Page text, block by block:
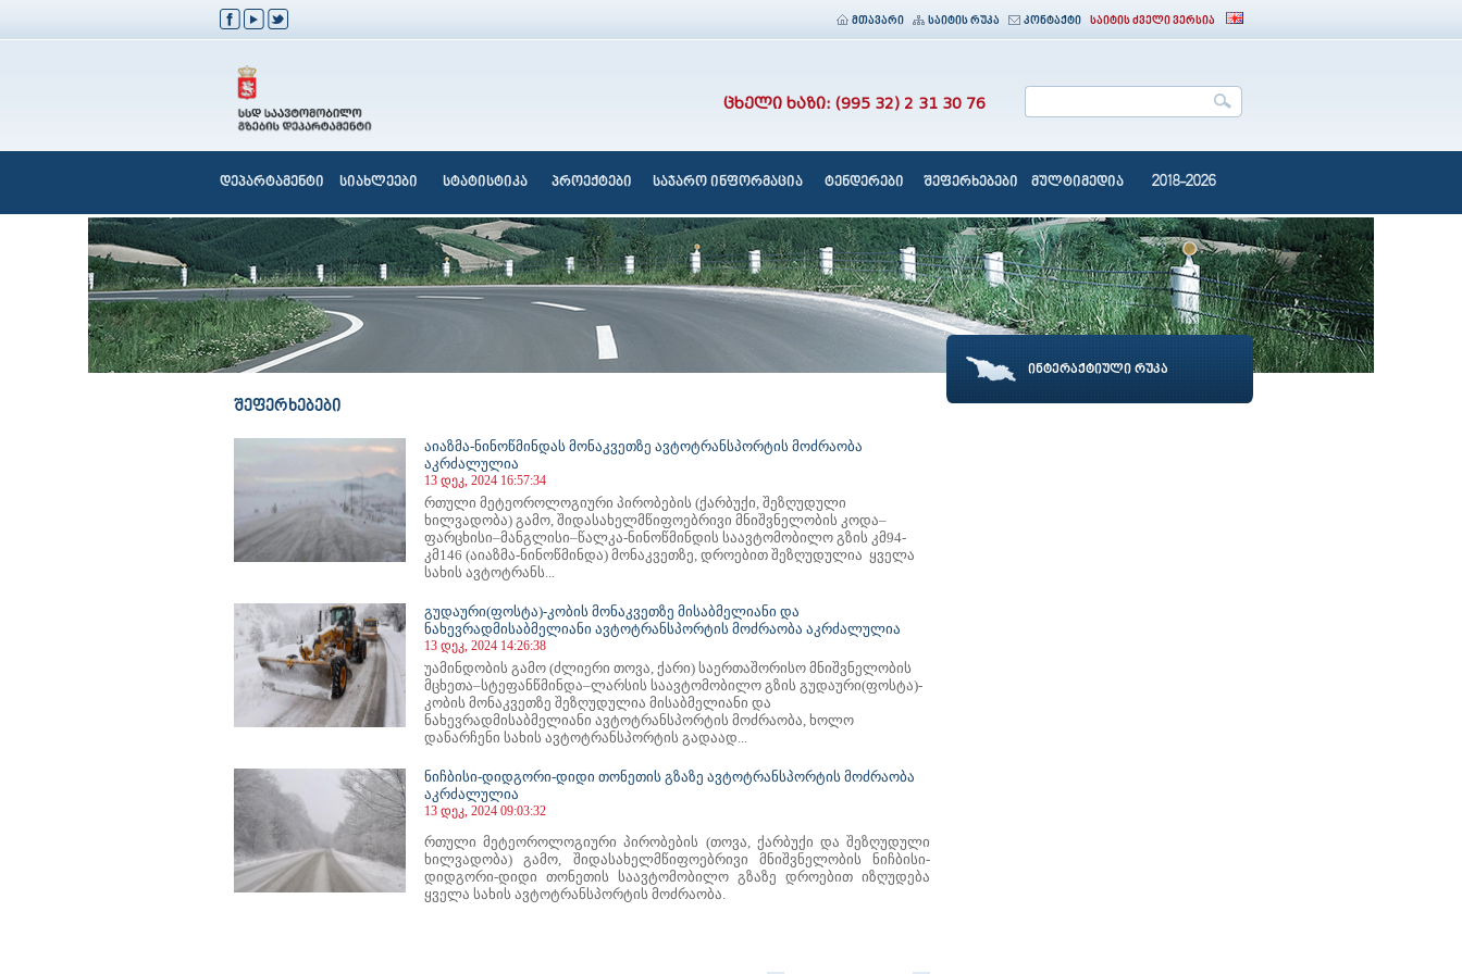
მთავარი საიტის რუკა კონტაქტი საიტის ძველი ვერსია
ცხელი ხაზი: (995 32) 2 31 30 76
დეპარტამენტი სიახლეები სტატისტიკა პროექტები საჯარო ინფორმაცია ტენდერები შეფერხებები მულტიმედია 2018-2026
შეფერხებები
აიაზმა-ნინოწმინდას მონაკვეთზე ავტოტრანსპორტის მოძრაობა
აკრძალულია
13 დეკ, 2024 16:57:34
რთული მეტეოროლოგიური პირობების (ქარბუქი, შეზღუდული
ხილვადობა) გამო, შიდასახელმწიფოებრივი მნიშვნელობის კოდა–
ფარცხისი–მანგლისი–წალკა-ნინოწმინდის საავტომობილო გზის კმ94-
კმ146 (აიაზმა-ნინოწმინდა) მონაკვეთზე, დროებით შეზღუდულია ყველა
სახის ავტოტრანს...
გუდაური(ფოსტა)-კობის მონაკვეთზე მისაბმელიანი და
ნახევრადმისაბმელიანი ავტოტრანსპორტის მოძრაობა აკრძალულია
13 დეკ, 2024 14:26:38
უამინდობის გამო (ძლიერი თოვა, ქარი) საერთაშორისო მნიშვნელობის
მცხეთა–სტეფანწმინდა–ლარსის საავტომობილო გზის გუდაური(ფოსტა)-
კობის მონაკვეთზე შეზღუდულია მისაბმელიანი და
ნახევრადმისაბმელიანი ავტოტრანსპორტის მოძრაობა, ხოლო
დანარჩენი სახის ავტოტრანსპორტის გადაად...
ნიჩბისი-დიდგორი-დიდი თონეთის გზაზე ავტოტრანსპორტის მოძრაობა
აკრძალულია
13 დეკ, 2024 09:03:32
რთული მეტეოროლოგიური პირობების (თოვა, ქარბუქი და შეზღუდული
ხილვადობა) გამო, შიდასახელმწიფოებრივი მნიშვნელობის ნიჩბისი-
დიდგორი-დიდი თონეთის საავტომობილო გზაზე დროებით იზღუდება
ყველა სახის ავტოტრანსპორტის მოძრაობა.
ინტერაქტიული რუკა